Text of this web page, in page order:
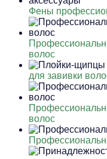
Фены
волос
для завивки
волос